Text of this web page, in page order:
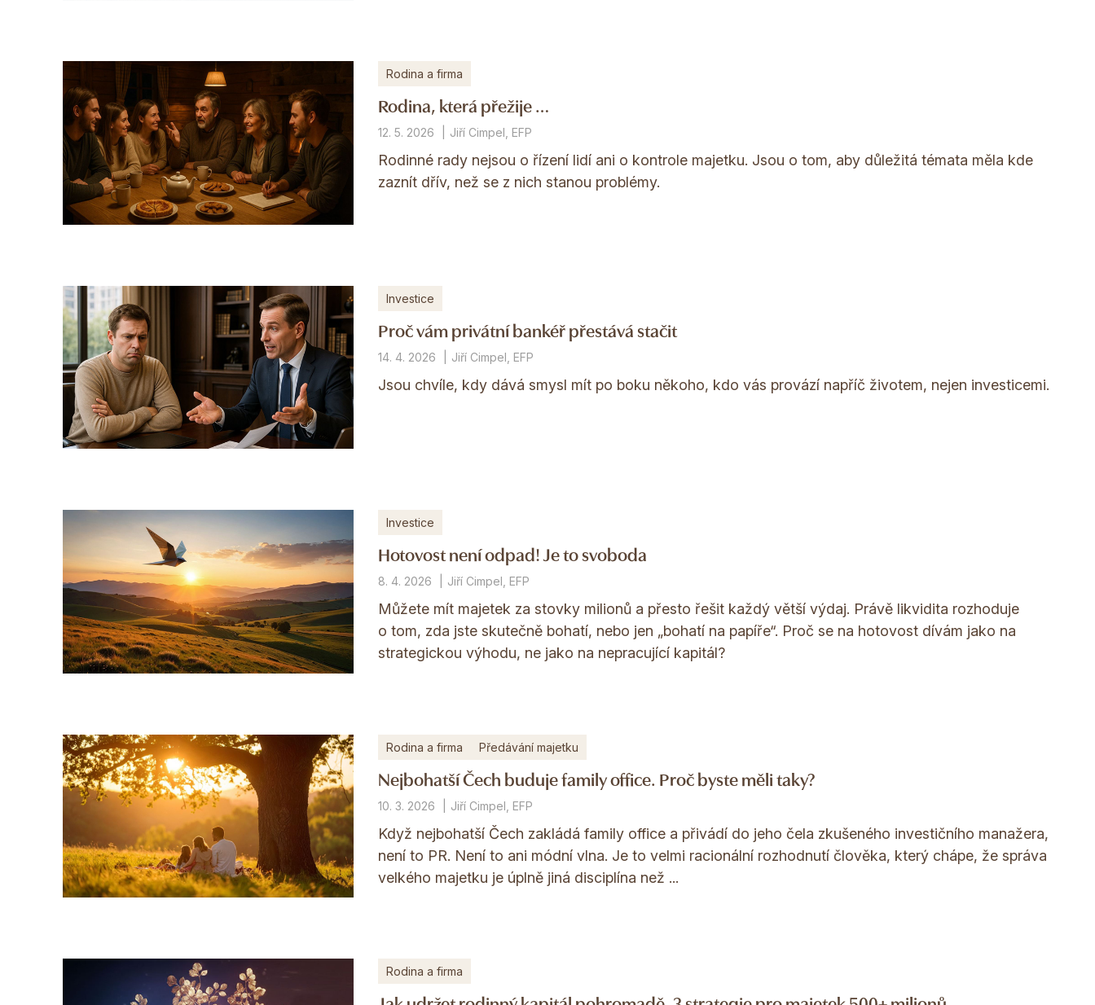
Rodina a firma
Rodina, která přežije …
12. 5. 2026 Jiří Cimpel, EFP
Rodinné rady nejsou o řízení lidí ani o kontrole majetku. Jsou o tom, aby důležitá témata měla kde
zaznít dřív, než se z nich stanou problémy.
Investice
Proč vám privátní bankéř přestává stačit
14. 4. 2026 Jiří Cimpel, EFP
Jsou chvíle, kdy dává smysl mít po boku někoho, kdo vás provází napříč životem, nejen investicemi.
Investice
Hotovost není odpad! Je to svoboda
8. 4. 2026 Jiří Cimpel, EFP
Můžete mít majetek za stovky milionů a přesto řešit každý větší výdaj. Právě likvidita rozhoduje
o tom, zda jste skutečně bohatí, nebo jen „bohatí na papíře“. Proč se na hotovost dívám jako na
strategickou výhodu, ne jako na nepracující kapitál?
Rodina a firma Předávání majetku
Nejbohatší Čech buduje family office. Proč byste měli taky?
10. 3. 2026 Jiří Cimpel, EFP
Když nejbohatší Čech zakládá family office a přivádí do jeho čela zkušeného investičního manažera,
není to PR. Není to ani módní vlna. Je to velmi racionální rozhodnutí člověka, který chápe, že správa
velkého majetku je úplně jiná disciplína než ...
Rodina a firma